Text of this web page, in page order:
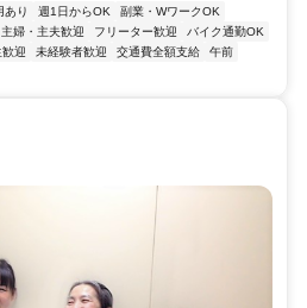
あり 週1日からOK
副業・WワークOK
主婦・主夫歓迎 フリーター歓迎
バイク通勤OK
迎 未経験者歓迎 交通費全額支給
午前